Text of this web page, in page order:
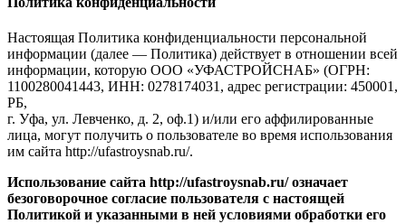
Настоящая Политика конфиденциальности персональной
информации (далее — Политика) действует в отношении всей
информации, которую ООО «УФАСТРОЙСНАБ» (ОГРН:
1100280041443, ИНН: 0278174031, адрес регистрации: 450001,
РБ,
г. Уфа, ул. Левченко, д. 2, оф.1) и/или его аффилированные
лица, могут получить о пользователе во время использования
им сайта http://ufastroysnab.ru/.
Использование сайта http://ufastroysnab.ru/ означает
безоговорочное согласие пользователя с настоящей
Политикой и указанными в ней условиями обработки его